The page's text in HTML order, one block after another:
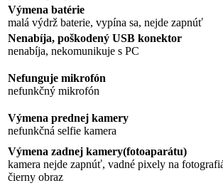
Výmena batérie
malá výdrž baterie, vypína sa, nejde zapnúť
Nenabíja, poškodený USB konektor
nenabíja, nekomunikuje s PC
Nefunguje mikrofón
nefunkčný mikrofón
Výmena prednej kamery
nefunkčná selfie kamera
Výmena zadnej kamery(fotoaparátu)
kamera nejde zapnúť, vadné pixely na
čierny obraz